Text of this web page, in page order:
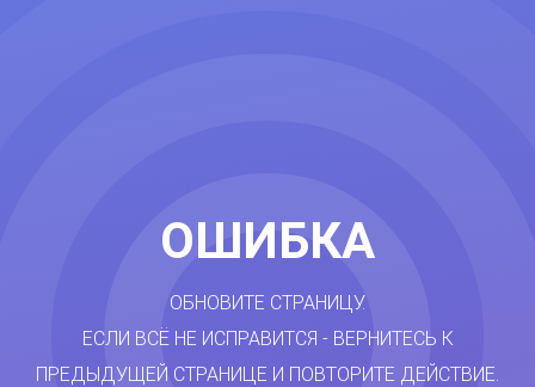
ОШИБКА
ОБНОВИТЕ СТРАНИЦУ.
ЕСЛИ ВСЁ НЕ ИСПРАВИТСЯ - ВЕРНИТЕСЬ К
ПРЕДЫДУЩЕЙ СТРАНИЦЕ И ПОВТОРИТЕ ДЕЙСТВИЕ.